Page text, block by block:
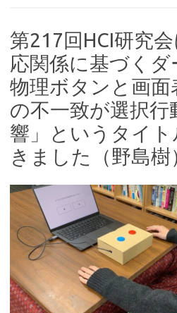
第217回HCI研究
応関係に基づく
物理ボタンと画面
の不一致が選択行
響」というタイ
きました（野島樹